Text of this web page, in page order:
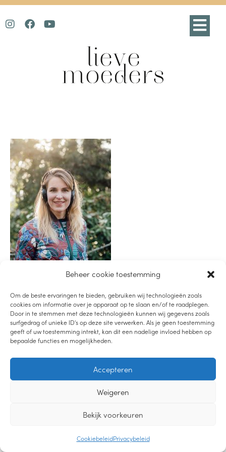
Beheer cookie toestemming
Om de beste ervaringen te bieden, gebruiken wij technologieën zoals
cookies om informatie over je apparaat op te slaan en/of te raadplegen.
Door in te stemmen met deze technologieën kunnen wij gegevens zoals
surfgedrag of unieke ID's op deze site verwerken. Als je geen toestemming
geeft of uw toestemming intrekt, kan dit een nadelige invloed hebben op
bepaalde functies en mogelijkheden.
Accepteren
Weigeren
Bekijk voorkeuren
CookiebeleidPrivacybeleid
LUISTER PODCAST
BEKIJK YOUTUBE